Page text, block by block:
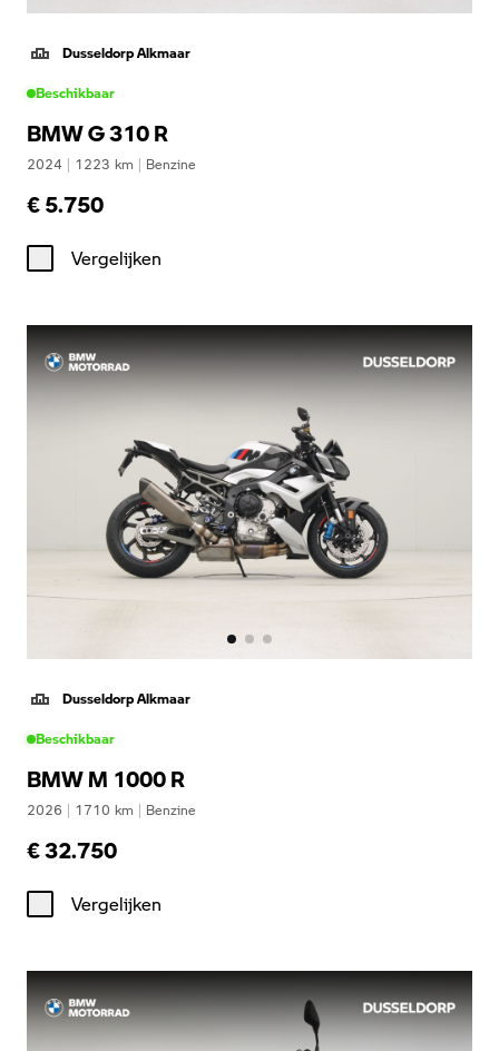
Dusseldorp Alkmaar
Beschikbaar
BMW G 310 R
2024 | 1223 km | Benzine
€ 5.750
Vergelijken
Dusseldorp Alkmaar
Beschikbaar
BMW M 1000 R
2026 | 1710 km | Benzine
€ 32.750
Vergelijken